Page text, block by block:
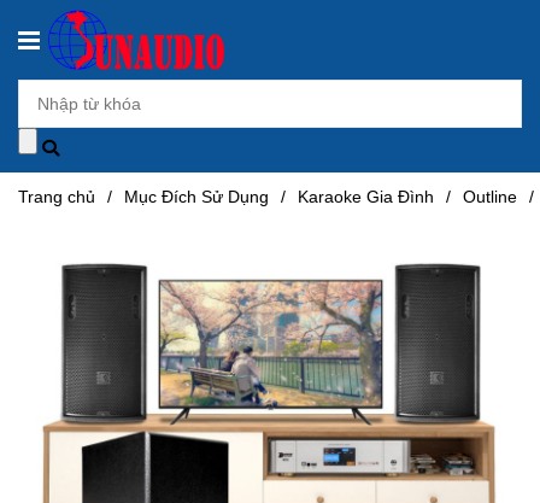
Trang chủ / Mục Đích Sử Dụng / Karaoke Gia Đình / Outline /